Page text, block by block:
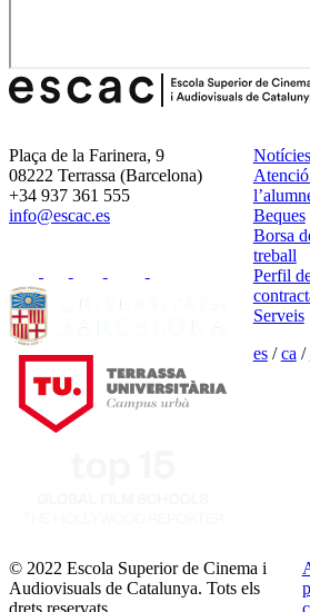
Plaça de la Farinera, 9
08222 Terrassa (Barcelona)
+34 937 361 555
info@escac.es
Notícies
Atenció
Beques
Borsa
treball
Perfil
Serveis
es/ca /
© 2022 Escola Superior de Cinema i
Audiovisuals de Catalunya. Tots els